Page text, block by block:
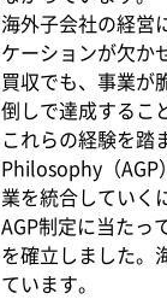
海外子会社の経営
ケーションが欠か
買収でも、事業が
倒しで達成するこ
これらの経験を踏
Philosophy（AGP
業を統合していく
AGP制定に当たっ
を確立しました。
ています。